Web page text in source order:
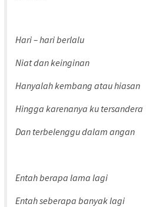
Hari – hari berlalu
Niat dan keinginan
Hanyalah kembang atau hiasan
Hingga karenanya ku tersandera
Dan terbelenggu dalam angan
Entah berapa lama lagi
Entah seberapa banyak lagi